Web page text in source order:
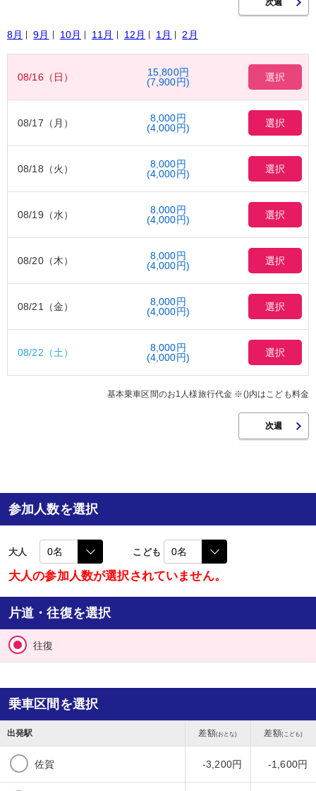
8月 9月 10月 11月 12月 1月 2月
08/16（日）
15,800円
(7,900円)
選択
08/17（月）
8,000円
(4,000円)
選択
08/18（火）
8,000円
(4,000円)
選択
08/19（水）
8,000円
(4,000円)
選択
08/20（木）
8,000円
(4,000円)
選択
08/21（金）
8,000円
(4,000円)
選択
08/22（土）
8,000円
(4,000円)
選択
基本乗車区間のお1人様旅行代金 ※()内はこども料金
参加人数を選択
大人 こども
大人の参加人数が選択されていません。
片道・往復を選択
往復
乗車区間を選択
出発駅 差額(おとな) 差額(こども)
佐賀 -3,200円 -1,600円